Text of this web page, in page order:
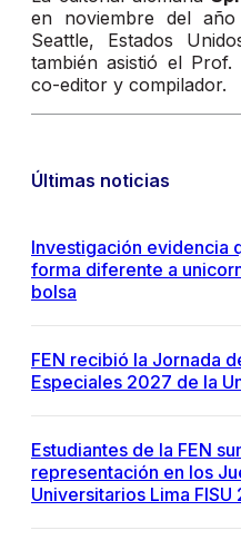
en noviembre del
Seattle, Estados
también asistió el
co-editor y compilador.
Últimas noticias
Investigación evidencia
forma diferente a
bolsa
FEN recibió la Jornada
Especiales 2027 de la
Estudiantes de la FEN
representación en los
Universitarios Lima FISU